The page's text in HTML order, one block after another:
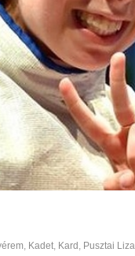
Kadet Kard Pusztai Liza